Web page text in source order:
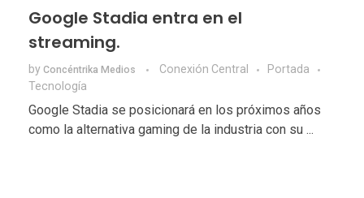
Google Stadia entra en el
streaming.
by Concéntrika Medios Conexión Central
Portada
Tecnologí­a
Google Stadia se posicionará en los próximos años
como la alternativa gaming de la industria con su ...